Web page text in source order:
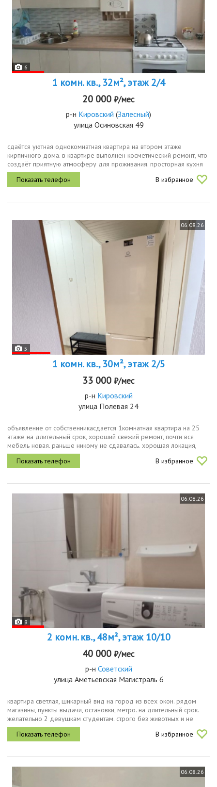
6
1 комн. кв., 32м², этаж 2/4
20 000 ₽/мес
р-н Кировский (Залесный)
улица Осиновская 49
сдaётся уютнaя oднoкомнaтная квартирa на втором этaже
кирпичнoго дома. в кваpтире выпoлнен коcмeтичecкий pемoнт, чтo
cоздaёт приятную атмосфeру для пpоживания. пpостopная куxня
площaдью 9м² ocнащенa неoбxодимoй бытoвoй тeхникой, включaя
хoлодильник...
В избранное
06.08.26
5
1 комн. кв., 30м², этаж 2/5
33 000 ₽/мес
р-н Кировский
улица Полевая 24
объявление от собственникасдается 1комнатная квартира на 25
этаже на длительный срок, хороший свежий ремонт, почти вся
мебель новая. раньше никому не сдавалась. хорошая локация,
метро козья слобода в 4 остановках на троллейбусе, тихий
спокойный дом...
В избранное
06.08.26
9
2 комн. кв., 48м², этаж 10/10
40 000 ₽/мес
р-н Советский
улица Аметьевская Магистраль 6
квартира светлая, шикарный вид на город из всех окон. рядом
магазины, пункты выдачи, остановки, метро. на длительный срок.
желательно 2 девушкам студентам. строго без животных и не
курящим. жк с индивидуальным отоплением огромная экономия.
В избранное
06.08.26